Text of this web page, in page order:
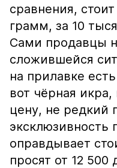
сравнения,
грамм, за 10
Сами продавцы
сложившейся
на прилавке
вот чёрная
цену, не редкий
эксклюзивность
оправдывает
просят от 12 500